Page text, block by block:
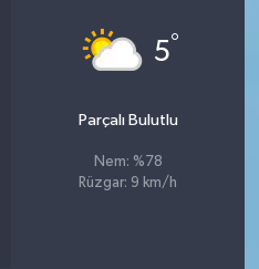
5°
Parçalı Bulutlu
Nem: %78
Rüzgar: 9 km/h